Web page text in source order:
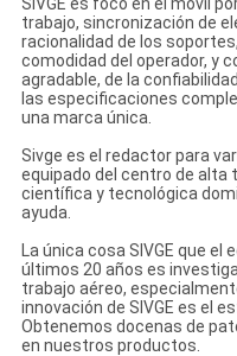
trabajo, sincronización de
racionalidad de los
comodidad del operador, y
agradable, de la
las especificaciones
una marca única.
Sivge es el redactor para
equipado del centro de alta
científica y tecnológica
ayuda.
La única cosa SIVGE que el
últimos 20 años es
trabajo aéreo,
innovación de SIVGE es el
Obtenemos docenas de
en nuestros productos.